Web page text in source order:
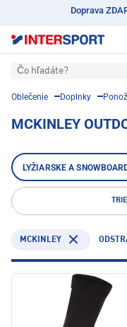
Doprava
Čo hľadáte?
Oblečenie Doplnky
MCKINLEY
LYŽIARSKE A
MCKINLEY